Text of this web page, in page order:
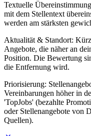
Textuelle
mit dem Stellentext
werden am stärksten
Aktualität & Standort:
Angebote, die näher an
Position. Die Bewertung
die Entfernung wird.
Priorisierung:
Vereinbarungen höher in
'TopJobs' (bezahlte
oder Stellenangebote von
Quellen).